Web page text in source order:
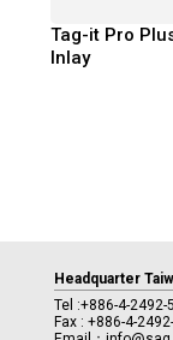
Tag-it Pro
Inlay
Headquarter
Tel :+886-4-2492-
Fax : +886-4-